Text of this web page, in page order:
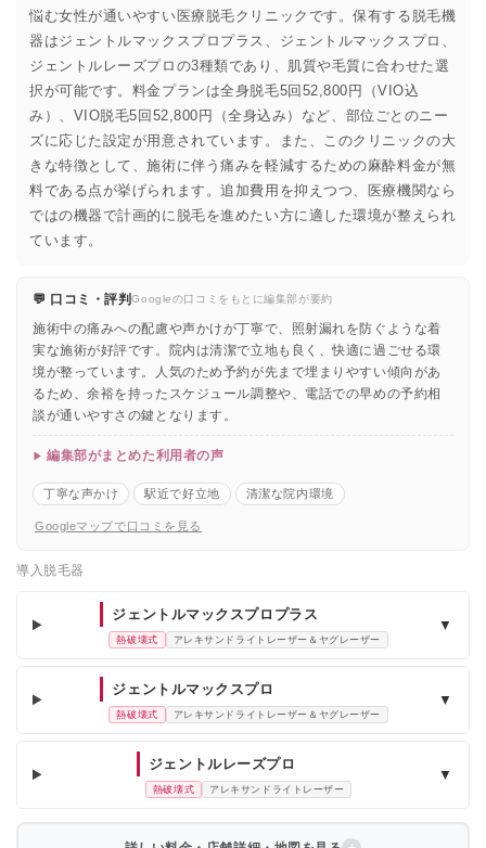
悩む女性が通いやすい医療脱毛クリニックです。保有する脱毛機
器はジェントルマックスプロプラス、ジェントルマックスプロ、
ジェントルレーズプロの3種類であり、肌質や毛質に合わせた選
択が可能です。料金プランは全身脱毛5回52,800円（VIO込
み）、VIO脱毛5回52,800円（全身込み）など、部位ごとのニー
ズに応じた設定が用意されています。また、このクリニックの大
きな特徴として、施術に伴う痛みを軽減するための麻酔料金が無
料である点が挙げられます。追加費用を抑えつつ、医療機関なら
ではの機器で計画的に脱毛を進めたい方に適した環境が整えられ
ています。
💬 口コミ・評判Googleの口コミをもとに編集部が要約
施術中の痛みへの配慮や声かけが丁寧で、照射漏れを防ぐような着
実な施術が好評です。院内は清潔で立地も良く、快適に過ごせる環
境が整っています。人気のため予約が先まで埋まりやすい傾向があ
るため、余裕を持ったスケジュール調整や、電話での早めの予約相
談が通いやすさの鍵となります。
編集部がまとめた利用者の声
丁寧な声かけ 駅近で好立地 清潔な院内環境
Googleマップで口コミを見る
導入脱毛器
ジェントルマックスプロプラス
熱破壊式 アレキサンドライトレーザー＆ヤグレーザー
▼
ジェントルマックスプロ
熱破壊式 アレキサンドライトレーザー＆ヤグレーザー
▼
ジェントルレーズプロ
熱破壊式 アレキサンドライトレーザー
▼